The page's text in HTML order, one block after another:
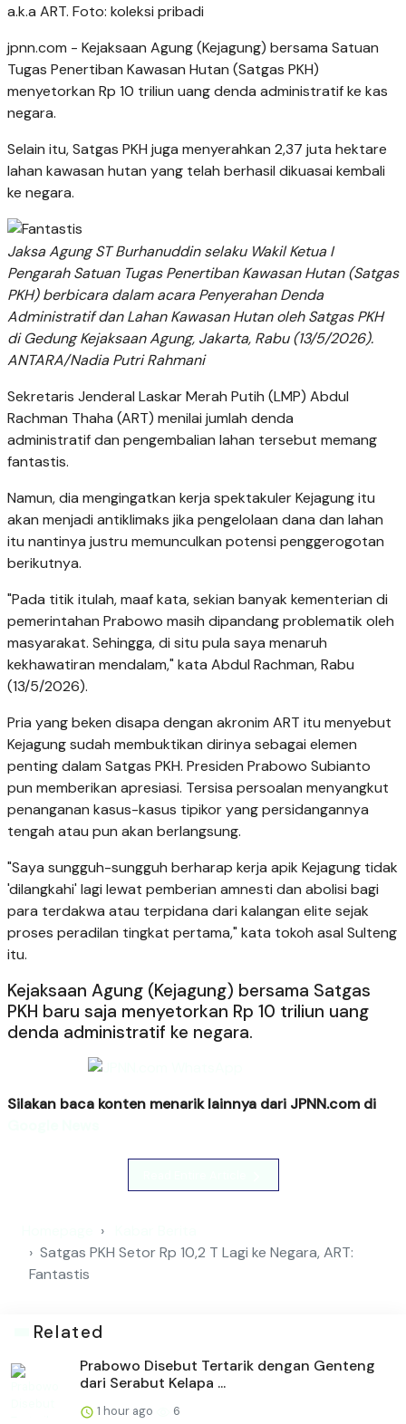
a.k.a ART. Foto: koleksi pribadi
jpnn.com - Kejaksaan Agung (Kejagung) bersama Satuan
Tugas Penertiban Kawasan Hutan (Satgas PKH)
menyetorkan Rp 10 triliun uang denda administratif ke kas
negara.
Selain itu, Satgas PKH juga menyerahkan 2,37 juta hektare
lahan kawasan hutan yang telah berhasil dikuasai kembali
ke negara.
Jaksa Agung ST Burhanuddin selaku Wakil Ketua I
Pengarah Satuan Tugas Penertiban Kawasan Hutan (Satgas
PKH) berbicara dalam acara Penyerahan Denda
Administratif dan Lahan Kawasan Hutan oleh Satgas PKH
di Gedung Kejaksaan Agung, Jakarta, Rabu (13/5/2026).
ANTARA/Nadia Putri Rahmani
Sekretaris Jenderal Laskar Merah Putih (LMP) Abdul
Rachman Thaha (ART) menilai jumlah denda
administratif dan pengembalian lahan tersebut memang
fantastis.
Namun, dia mengingatkan kerja spektakuler Kejagung itu
akan menjadi antiklimaks jika pengelolaan dana dan lahan
itu nantinya justru memunculkan potensi penggerogotan
berikutnya.
"Pada titik itulah, maaf kata, sekian banyak kementerian di
pemerintahan Prabowo masih dipandang problematik oleh
masyarakat. Sehingga, di situ pula saya menaruh
kekhawatiran mendalam," kata Abdul Rachman, Rabu
(13/5/2026).
Pria yang beken disapa dengan akronim ART itu menyebut
Kejagung sudah membuktikan dirinya sebagai elemen
penting dalam Satgas PKH. Presiden Prabowo Subianto
pun memberikan apresiasi. Tersisa persoalan menyangkut
penanganan kasus-kasus tipikor yang persidangannya
tengah atau pun akan berlangsung.
"Saya sungguh-sungguh berharap kerja apik Kejagung tidak
'dilangkahi' lagi lewat pemberian amnesti dan abolisi bagi
para terdakwa atau terpidana dari kalangan elite sejak
proses peradilan tingkat pertama," kata tokoh asal Sulteng
itu.
Kejaksaan Agung (Kejagung) bersama Satgas
PKH baru saja menyetorkan Rp 10 triliun uang
denda administratif ke negara.
Silakan baca konten menarik lainnya dari JPNN.com di
Satgas PKH Setor Rp 10,2 T Lagi ke Negara, ART:
Fantastis
Related
Prabowo Disebut Tertarik dengan Genteng
dari Serabut Kelapa ...
1 hour ago 6